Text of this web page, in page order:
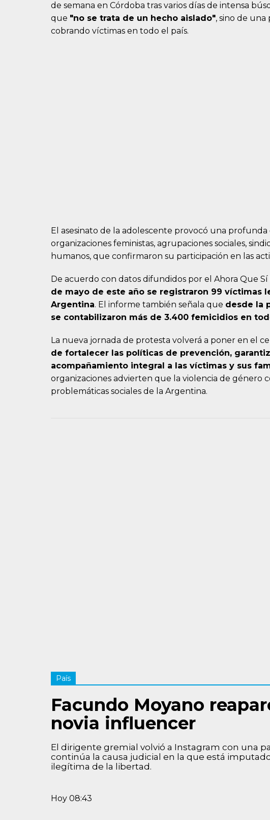
de semana en Córdoba tras varios días de intensa
que "no se trata de un hecho aislado", sino de
cobrando víctimas en todo el país.
El asesinato de la adolescente provocó una
organizaciones feministas, agrupaciones sociales,
humanos, que confirmaron su participación en las
De acuerdo con datos difundidos por el Ahora Que Sí
de mayo de este año se registraron 99 víctimas
Argentina. El informe también señala que desde la
se contabilizaron más de 3.400 femicidios en
La nueva jornada de protesta volverá a poner en el
de fortalecer las políticas de prevención,
acompañamiento integral a las víctimas y sus
organizaciones advierten que la violencia de género
problemáticas sociales de la Argentina.